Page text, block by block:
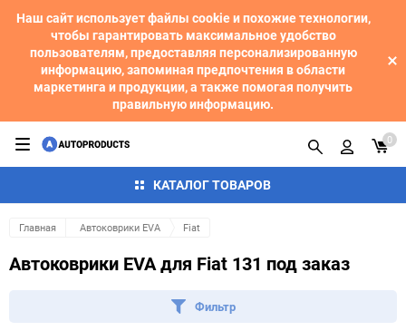
Наш сайт использует файлы cookie и похожие технологии,
чтобы гарантировать максимальное удобство
пользователям, предоставляя персонализированную
информацию, запоминая предпочтения в области
маркетинга и продукции, а также помогая получить
правильную информацию.
КАТАЛОГ ТОВАРОВ
0
Главная Автоковрики EVA Fiat
Автоковрики EVA для Fiat 131 под заказ
Фильтр